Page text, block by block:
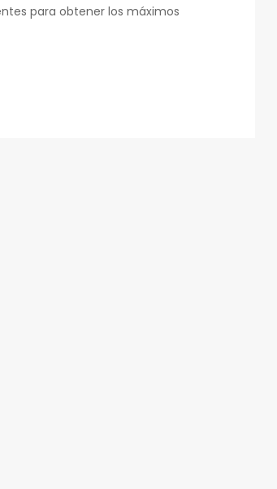
para obtener los máximos